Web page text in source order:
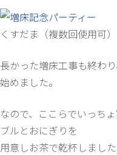
くすだま（複数回使用可）
長かった増床工事も終わ
始めました。
なので、ここらでいっち
ブルとおにぎりを
用意しお茶で乾杯しまし